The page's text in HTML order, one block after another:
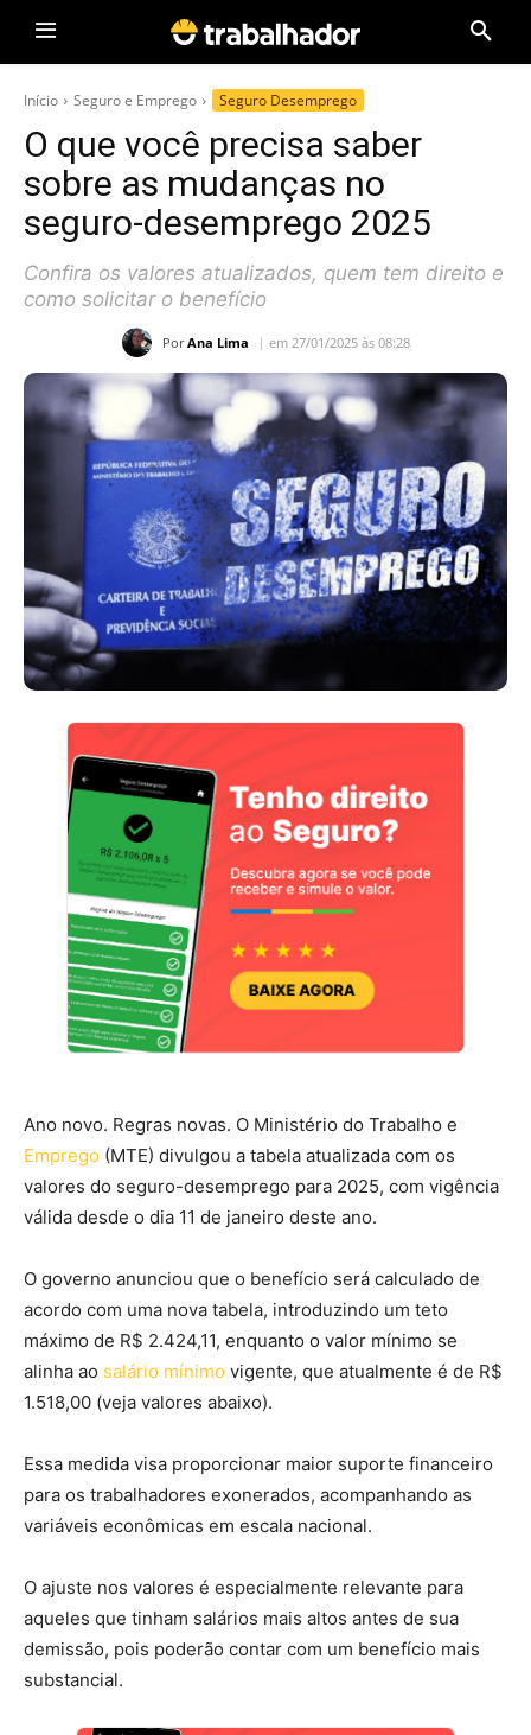
Início Seguro e Emprego Seguro Desemprego
O que você precisa saber
sobre as mudanças no
seguro-desemprego 2025
Confira os valores atualizados, quem tem direito e
como solicitar o benefício
Por Ana Lima em 27/01/2025 às 08:28
Ano novo. Regras novas. O Ministério do Trabalho e
Emprego (MTE) divulgou a tabela atualizada com os
valores do seguro-desemprego para 2025, com vigência
válida desde o dia 11 de janeiro deste ano.
O governo anunciou que o benefício será calculado de
acordo com uma nova tabela, introduzindo um teto
máximo de R$ 2.424,11, enquanto o valor mínimo se
alinha ao salário mínimo vigente, que atualmente é de R$
1.518,00 (veja valores abaixo).
Essa medida visa proporcionar maior suporte financeiro
para os trabalhadores exonerados, acompanhando as
variáveis econômicas em escala nacional.
O ajuste nos valores é especialmente relevante para
aqueles que tinham salários mais altos antes de sua
demissão, pois poderão contar com um benefício mais
substancial.